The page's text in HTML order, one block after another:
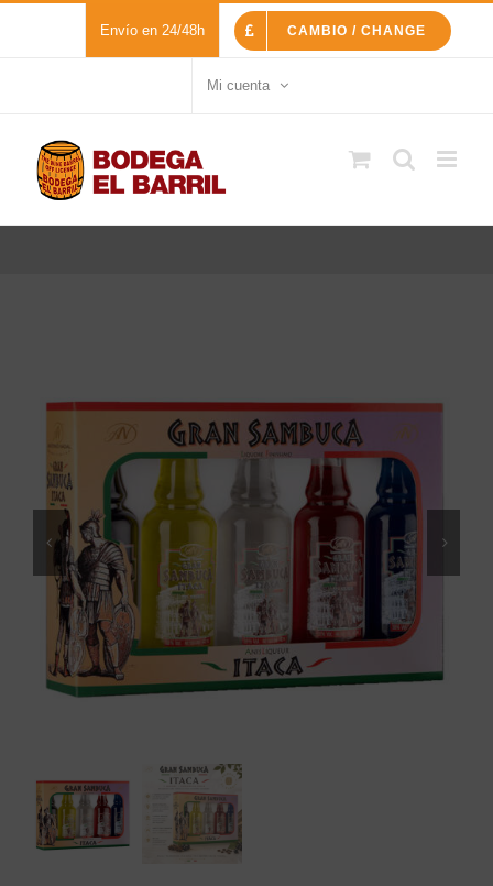
Envío en 24/48h CAMBIO / CHANGE
Mi cuenta